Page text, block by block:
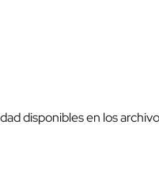
disponibles en los